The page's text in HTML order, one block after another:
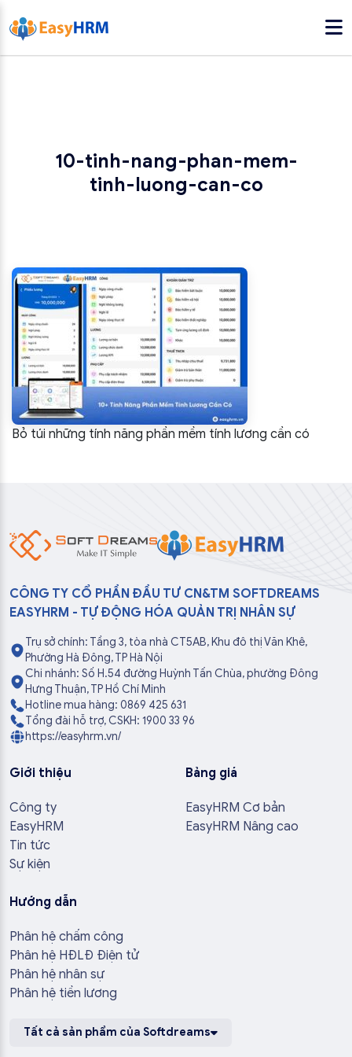
10-tinh-nang-phan-mem-
tinh-luong-can-co
Bỏ túi những tính năng phần mềm tính lương cần có
CÔNG TY CỔ PHẦN ĐẦU TƯ CN&TM SOFTDREAMS
EASYHRM - TỰ ĐỘNG HÓA QUẢN TRỊ NHÂN SỰ
Trụ sở chính: Tầng 3, tòa nhà CT5AB, Khu đô thị Văn Khê,
Phường Hà Đông, TP Hà Nội
Chi nhánh: Số H.54 đường Huỳnh Tấn Chùa, phường Đông
Hưng Thuận, TP Hồ Chí Minh
Hotline mua hàng: 0869 425 631
Tổng đài hỗ trợ, CSKH: 1900 33 96
https://easyhrm.vn/
Giới thiệu
Công ty
EasyHRM
Tin tức
Sự kiện
Bảng giá
EasyHRM Cơ bản
EasyHRM Nâng cao
Hướng dẫn
Phân hệ chấm công
Phân hệ HĐLĐ Điện tử
Phân hệ nhân sự
Phân hệ tiền lương
Tất cả sản phẩm của Softdreams